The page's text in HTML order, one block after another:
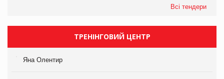
Всі тендери
ТРЕНІНГОВИЙ ЦЕНТР
Яна Олентир